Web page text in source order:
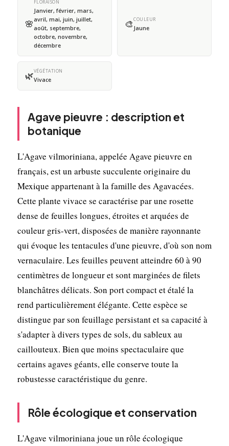
🌸
FLORAISON
Janvier, février, mars,
avril, mai, juin, juillet,
août, septembre,
octobre, novembre,
décembre
🎨COULEUR
Jaune
🌿VÉGÉTATION
Vivace
Agave pieuvre : description et
botanique
L'Agave vilmoriniana, appelée Agave pieuvre en
français, est un arbuste succulente originaire du
Mexique appartenant à la famille des Agavacées.
Cette plante vivace se caractérise par une rosette
dense de feuilles longues, étroites et arquées de
couleur gris-vert, disposées de manière rayonnante
qui évoque les tentacules d'une pieuvre, d'où son nom
vernaculaire. Les feuilles peuvent atteindre 60 à 90
centimètres de longueur et sont marginées de filets
blanchâtres délicats. Son port compact et étalé la
rend particulièrement élégante. Cette espèce se
distingue par son feuillage persistant et sa capacité à
s'adapter à divers types de sols, du sableux au
caillouteux. Bien que moins spectaculaire que
certains agaves géants, elle conserve toute la
robustesse caractéristique du genre.
Rôle écologique et conservation
L'Agave vilmoriniana joue un rôle écologique